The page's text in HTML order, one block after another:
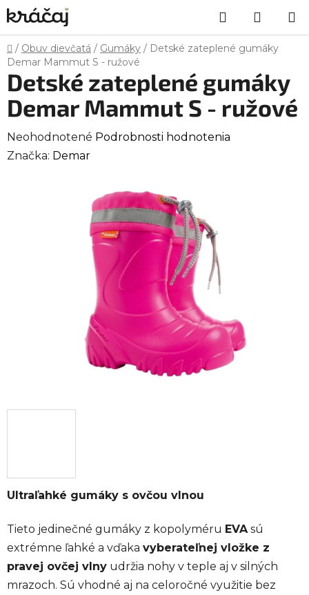
Prejsť
na
obsah
Hľadať
KOŠÍK
Domov
/ Obuv dievčatá / Gumáky / Detské zateplené gumáky
Demar Mammut S - ružové
Ultraľahké gumáky s ovčou vlnou
Tieto jedinečné gumáky z kopolyméru EVA sú
extrémne ľahké a vďaka vyberateľnej vložke z
pravej ovčej vlny udržia nohy v teple aj v silných
mrazoch. Sú vhodné aj na celoročné využitie bez
Detské zateplené gumáky
Demar Mammut S - ružové
Priemerné
hodnotenie
Neohodnotené Podrobnosti hodnotenia
Značka: Demar